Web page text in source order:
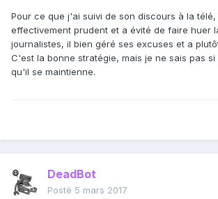
manifestation contre la Justice,
disent dans les médias. Il est certes
certaines de ses décisions, mais il est
final. Il a été bcpo plus violent contre
ceux qui fuient le navire sans honneur et
Il y avait du monde, bcp de monde, parfois
plus sensées et les plus libérales.
Pour ce que j'ai suivi de son discours à la télé,
effectivement prudent et a évité de faire huer
journalistes, il bien géré ses excuses et a
C'est la bonne stratégie, mais je ne sais pas
qu'il se maintienne.
DeadBot
Posté 5 mars 2017